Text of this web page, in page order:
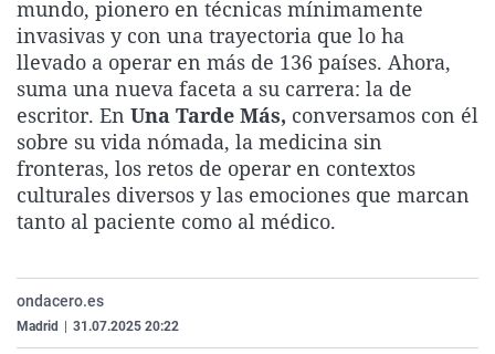
La rosa de los vientos
Gente viajera
Como el perro y el
Caso
Retornados
Equipo de
Operación Viuda
Extremadura
Galicia
La Rioja
Navarra
País Vasco
Virales
Televisión
Elecciones
mundo, pionero en técnicas mínimamente
invasivas y con una trayectoria que lo ha
llevado a operar en más de 136 países. Ahora,
suma una nueva faceta a su carrera: la de
escritor. En Una Tarde Más, conversamos con él
sobre su vida nómada, la medicina sin
fronteras, los retos de operar en contextos
culturales diversos y las emociones que marcan
tanto al paciente como al médico.
ondacero.es
Madrid 31.07.2025 20:22